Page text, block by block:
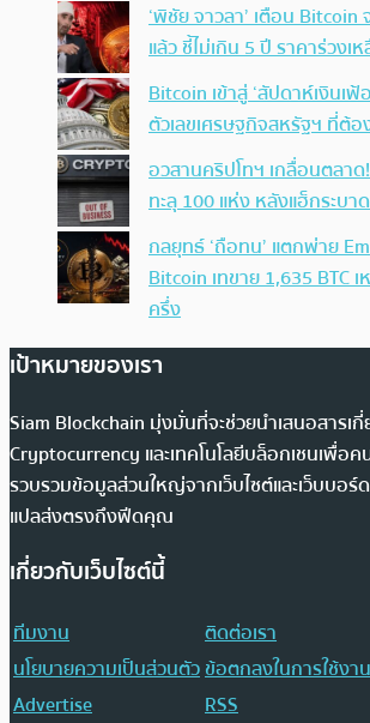
‘พิชัย จาวลา’ เตือน Bitcoin
แล้ว ชี้ไม่เกิน 5 ปี ราคาร่วง
Bitcoin เข้าสู่ ‘สัปดาห์เงินเฟ้
ตัวเลขเศรษฐกิจสหรัฐฯ ที่ต้อ
อวสานคริปโทฯ เกลื่อนตลา
ทะลุ 100 แห่ง หลังแฮ็กระบ
กลยุทธ์ ‘ถือทน’ แตกพ่าย
Bitcoin เทขาย 1,635 BTC
ครึ่ง
เป้าหมายของเรา
Siam Blockchain มุ่งมั่นที่จะช่วยนำเสนอสารเ
Cryptocurrency และเทคโนโลยีบล็อกเชนเพื่อค
รวบรวมข้อมูลส่วนใหญ่จากเว็บไซต์และเว็บบอร์
แปลส่งตรงถึงฟีดคุณ
เกี่ยวกับเว็บไซต์นี้
ทีมงาน
ติดต่อเรา
นโยบายความเป็นส่วนตัวข้อตกลงในการใช้งาน
Advertise
RSS